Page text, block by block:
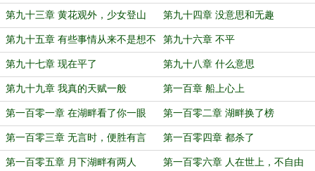
第九十三章 黄花观外，少女登山 第九十四章 没意思和无趣
第九十五章 有些事情从来不是想不
想
第九十六章 不平
第九十七章 现在平了 第九十八章 什么意思
第九十九章 我真的天赋一般 第一百章 船上心上
第一百零一章 在湖畔看了你一眼 第一百零二章 湖畔换了榜
第一百零三章 无言时，便胜有言 第一百零四章 都杀了
第一百零五章 月下湖畔有两人 第一百零六章 人在世上，不自由